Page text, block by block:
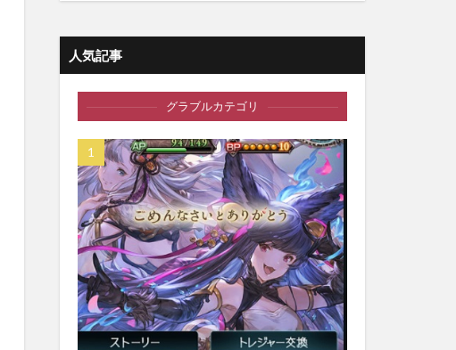
人気記事
グラブルカテゴリ